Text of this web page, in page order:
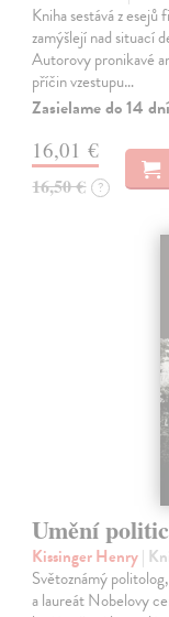
Kniha sestává z
zamýšlejí nad situací
Autorovy pronikavé
příčin vzestupu…
Zasielame do 14 dní
16,01 €
16,50 € ?
Umění
Kissinger Henry|
Světoznámý
a laureát Nobelovy